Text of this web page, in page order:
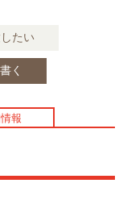
たい
く
報